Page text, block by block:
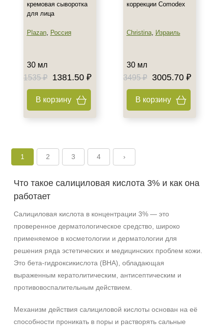
кремовая сыворотка
для лица
Plazan, Россия
30 мл
1535 ₽
1381.50 ₽
В корзину
коррекции Comodex
Christina, Израиль
30 мл
3495 ₽
3005.70 ₽
В корзину
1 2 3 4 ›
Что такое салициловая кислота 3% и как она
работает
Салициловая кислота в концентрации 3% — это
проверенное дерматологическое средство, широко
применяемое в косметологии и дерматологии для
решения ряда эстетических и медицинских проблем кожи.
Это бета‑гидроксикислота (BHA), обладающая
выраженным кератолитическим, антисептическим и
противовоспалительным действием.
Механизм действия салициловой кислоты основан на её
способности проникать в поры и растворять сальные
+7 (929) 933-09-89